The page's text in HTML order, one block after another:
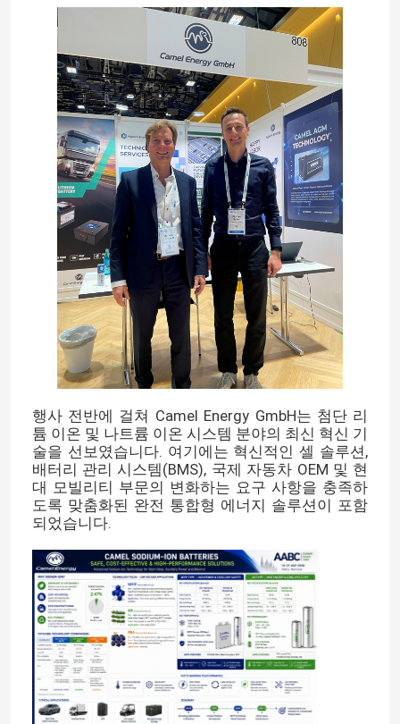
행사 전반에 걸쳐 Camel Energy GmbH는 첨단 리
튬 이온 및 나트륨 이온 시스템 분야의 최신 혁신 기
술을 선보였습니다. 여기에는 혁신적인 셀 솔루션,
배터리 관리 시스템(BMS), 국제 자동차 OEM 및 현
대 모빌리티 부문의 변화하는 요구 사항을 충족하
도록 맞춤화된 완전 통합형 에너지 솔루션이 포함
되었습니다.